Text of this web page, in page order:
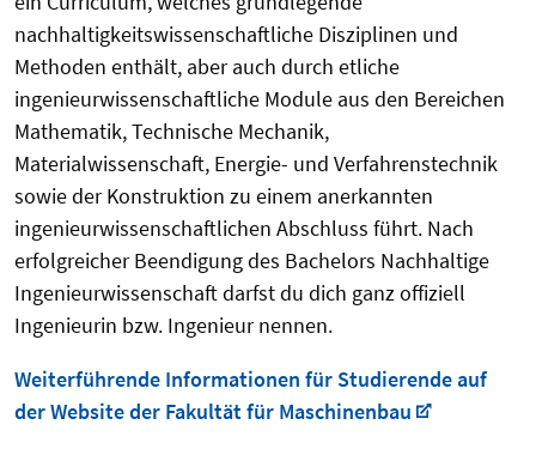
nachhaltigkeitswissenschaftliche Disziplinen und
Methoden enthält, aber auch durch etliche
ingenieurwissenschaftliche Module aus den Bereichen
Mathematik, Technische Mechanik,
Materialwissenschaft, Energie- und Verfahrenstechnik
sowie der Konstruktion zu einem anerkannten
ingenieurwissenschaftlichen Abschluss führt. Nach
erfolgreicher Beendigung des Bachelors Nachhaltige
Ingenieurwissenschaft darfst du dich ganz offiziell
Ingenieurin bzw. Ingenieur nennen.
Weiterführende Informationen für Studierende auf
der Website der Fakultät für Maschinenbau